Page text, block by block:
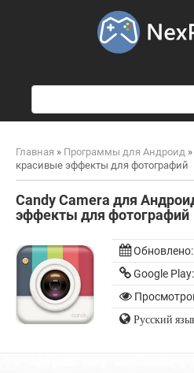
о
и
к
Главная » Программы для Андроид »
красивые эффекты для фотографий
Candy Camera для
эффекты для фотографий
Обновлено:
Google Play:
Русский